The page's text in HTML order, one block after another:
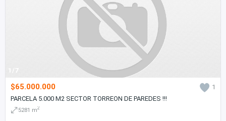
1/7
$65.000.000
1
PARCELA 5.000 M2 SECTOR TORREON DE PAREDES !!!
5281 m2